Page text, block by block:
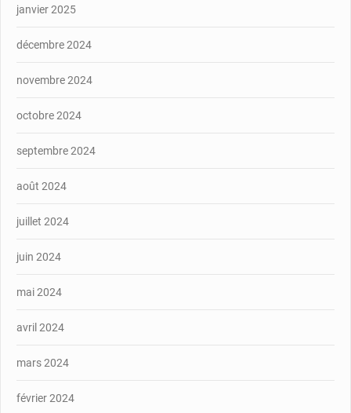
janvier 2025
décembre 2024
novembre 2024
octobre 2024
septembre 2024
août 2024
juillet 2024
juin 2024
mai 2024
avril 2024
mars 2024
février 2024